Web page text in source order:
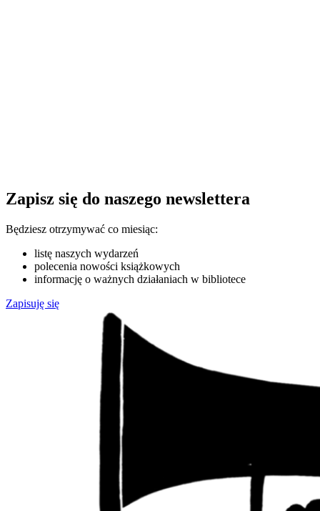
Zapisz się do naszego newslettera
Będziesz otrzymywać co miesiąc:
listę naszych wydarzeń
polecenia nowości książkowych
informację o ważnych działaniach w bibliotece
Zapisuję się